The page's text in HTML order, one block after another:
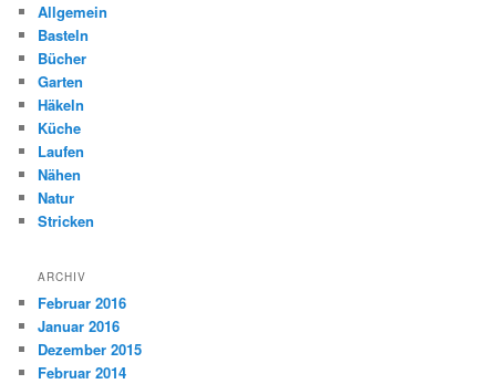
Allgemein
Basteln
Bücher
Garten
Häkeln
Küche
Laufen
Nähen
Natur
Stricken
ARCHIV
Februar 2016
Januar 2016
Dezember 2015
Februar 2014